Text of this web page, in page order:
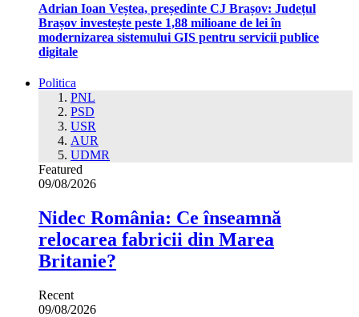
Adrian Ioan Veștea, președinte CJ Brașov: Județul
Brașov investește peste 1,88 milioane de lei în
modernizarea sistemului GIS pentru servicii publice
digitale
Politica
PNL
PSD
USR
AUR
UDMR
Featured
09/08/2026
Nidec România: Ce înseamnă
relocarea fabricii din Marea
Britanie?
Recent
09/08/2026